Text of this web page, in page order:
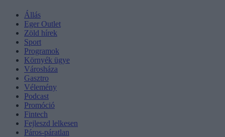
Állás
Eger Outlet
Zöld hírek
Sport
Programok
Környék ügye
Városháza
Gasztro
Vélemény
Podcast
Promóció
Fintech
Fejleszd lelkesen
Páros-páratlan